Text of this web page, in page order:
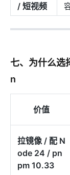
/ 短视频
七、为什么选
n
价值
拉镜像 / 配 N
ode 24 / pn
pm 10.33